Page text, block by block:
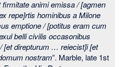
firmitate animi emissa / [agmen
repe]rtis hominibus a Milone
emptione / [potitus eram cum
belli civilis occasonibus
[et direpturum … reiecist]i [et
nostram”. Marble, late 1st